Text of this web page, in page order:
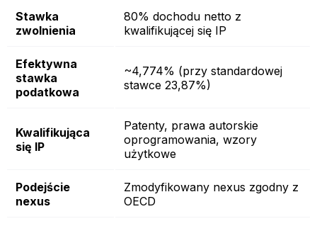
Stawka
zwolnienia
80% dochodu netto z
kwalifikującej się IP
Efektywna
stawka
podatkowa
~4,774% (przy standardowej
stawce 23,87%)
Kwalifikująca
się IP
Patenty, prawa autorskie
oprogramowania, wzory
użytkowe
Podejście
nexus
Zmodyfikowany nexus zgodny z
OECD